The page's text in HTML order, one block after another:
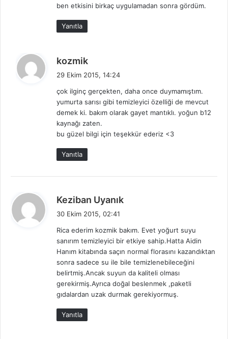
ben etkisini birkaç uygulamadan sonra gördüm.
Yanıtla
kozmik
i
k
29 Ekim 2015, 14:24
çok ilginç gerçekten, daha once duymamıştım.
yumurta sarısı gibi temizleyici özelliği de mevcut
demek ki. bakım olarak gayet mantıklı. yoğun b12
kaynağı zaten.
bu güzel bilgi için teşekkür ederiz <3
Yanıtla
Keziban Uyanık
i
k
i
30 Ekim 2015, 02:41
Rica ederim kozmik bakım. Evet yoğurt suyu
sanırım temizleyici bir etkiye sahip.Hatta Aidin
Hanım kitabında saçın normal florasını kazandıktan
sonra sadece su ile bile temizlenebileceğini
belirtmiş.Ancak suyun da kaliteli olması
gerekirmiş.Ayrıca doğal beslenmek ,paketli
gıdalardan uzak durmak gerekiyormuş.
Yanıtla